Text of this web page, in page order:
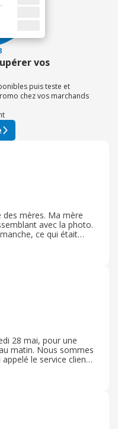
vos
puis teste et
chez vos marchands
mères. Ma mère
avec la photo.
ce qui était
est le
28 mai, pour une
matin. Nous sommes
le service client
me donner une
déçu, je prendrais